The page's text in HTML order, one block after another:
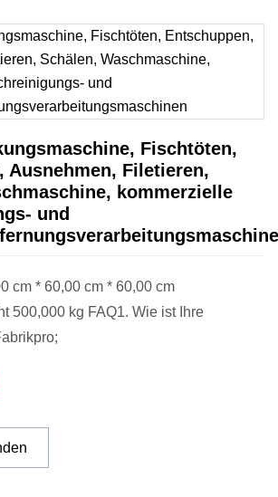
Fischtöten,
Ausnehmen, Filetieren,
kommerzielle
und
cm * 60,00 cm * 60,00 cm
kg FAQ1. Wie ist Ihre